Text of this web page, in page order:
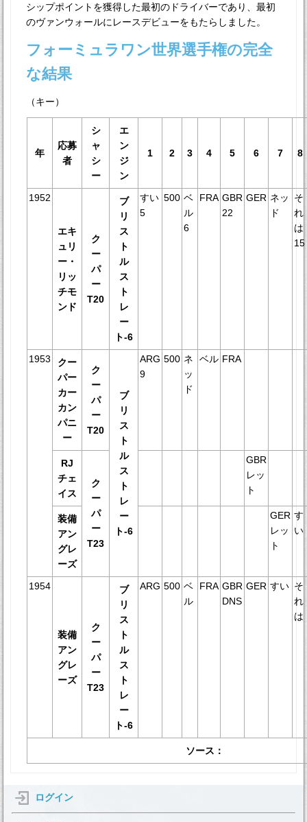
シップポイントを獲得した最初のドライバーであり、最初
のヴァンウォールにレースデビューをもたらしました。
フォーミュラワン世界選手権の完全
な結果
（キー）
年
応募
者
シ
ャ
シ
ー
エ
ン
ジ
ン
1 2 3 4 5 6 7 8
1952
エキ
ュリ
ー・
リッ
チモ
ンド
ク
ー
パ
ー
T20
ブ
リ
ス
ト
ル
ス
ト
レ
ー
ト-6
すい
5
500 ベ
ル
6
FRA GBR
22
GER ネッ
ド
そ
れ
は
15
1953
クー
パー
カー
カン
パニ
ー
ク
ー
パ
ー
T20
ブ
リ
ス
ト
ル
ス
ト
レ
ー
ト-6
ARG
9
500 ネ
ッ
ド
ベル FRA
RJ
チェ
イス
ク
ー
パ
ー
T23
GBR
レッ
ト
装備
アン
グレ
ーズ
GER
レッ
ト
す
い
1954
装備
アン
グレ
ーズ
ク
ー
パ
ー
T23
ブ
リ
ス
ト
ル
ス
ト
レ
ー
ト-6
ARG 500 ベ
ル
FRA GBR
DNS
GER すい そ
れ
は
ソース：
ログイン